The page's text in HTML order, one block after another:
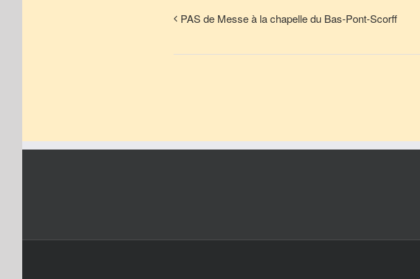
PAS de Messe à la chapelle du Bas-Pont-Scorff